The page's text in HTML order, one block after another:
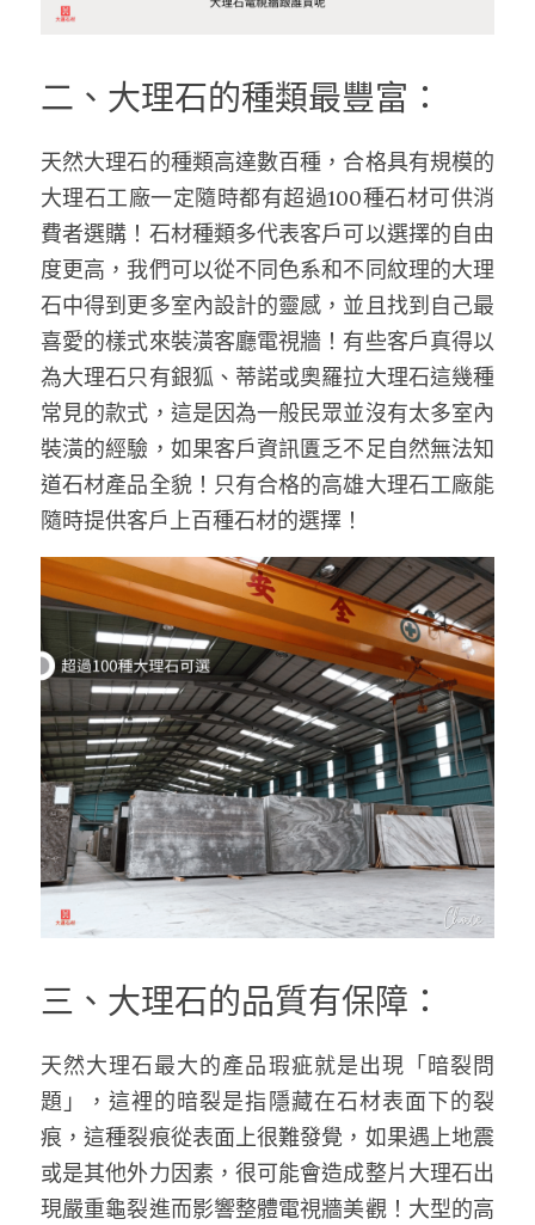
二、大理石的種類最豐富：
天然大理石的種類高達數百種，合格具有規模的
大理石工廠一定隨時都有超過100種石材可供消
費者選購！石材種類多代表客戶可以選擇的自由
度更高，我們可以從不同色系和不同紋理的大理
石中得到更多室內設計的靈感，並且找到自己最
喜愛的樣式來裝潢客廳電視牆！有些客戶真得以
為大理石只有銀狐、蒂諾或奧羅拉大理石這幾種
常見的款式，這是因為一般民眾並沒有太多室內
裝潢的經驗，如果客戶資訊匱乏不足自然無法知
道石材產品全貌！只有合格的高雄大理石工廠能
隨時提供客戶上百種石材的選擇！
三、大理石的品質有保障：
天然大理石最大的產品瑕疵就是出現「暗裂問
題」，這裡的暗裂是指隱藏在石材表面下的裂
痕，這種裂痕從表面上很難發覺，如果遇上地震
或是其他外力因素，很可能會造成整片大理石出
現嚴重龜裂進而影響整體電視牆美觀！大型的高